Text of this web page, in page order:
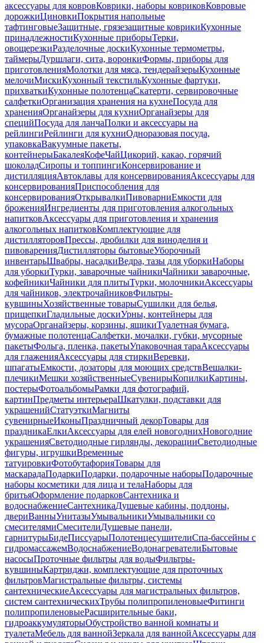
аксессуары для ковровКоврики, наборы ковриковКовровые
дорожкиЦиновкиПокрытия напольные
тафтинговыеЗащитные, грязезащитные коврикиКухонные
принадлежностиКухонные приборыТерки,
овощерезкиРазделочные доскиКухонные термометры,
таймерыДуршлаги, сита, воронкиФормы, приборы для
приготовленияМолотки для мяса, тендерайзерыКухонные
мелочиМискиКухонный текстильКухонные фартуки,
прихваткиКухонные полотенцаСкатерти, сервировочные
салфеткиОрганизация хранения на кухнеПосуда для
храненияОрганайзеры для кухниОрганайзеры для
специйПосуда для ланчаПолки и аксессуары на
рейлингиРейлинги для кухниОдноразовая посуда,
упаковкаВакуумные пакеты,
контейнерыБакалеяКофеЧайЦикорий, какао, горячий
шоколадСиропы и топпингиКонсервирование и
дистилляцияАвтоклавы для консервированияАксессуары для
консервированияПриспособления для
консервированияОткрывалкиПивоварниЕмкости для
броженияИнгредиенты для приготовления алкогольных
напитковАксессуары для приготовления и хранения
алкогольных напитковКомплектующие для
дистилляторовПрессы, дробилки для виноделия и
пивоваренияДистилляторы бытовыеУборочный
инвентарьШвабры, насадкиВедра, тазы для уборкиНаборы
для уборкиТурки, заварочные чайникиЧайники заварочные,
кофейникиЧайники для плитыТурки, молочникиАксессуары
для чайников, электрочайниковФильтры-
кувшиныХозяйственные товарыСушилки для белья,
прищепкиГладильные доскиУрны, контейнеры для
мусораОрганайзеры, корзины, ящикиТуалетная бумага,
бумажные полотенцаСалфетки, мочалки, губки, мусорные
пакетыФольга, пленка, пакетыУпаковочная тараАксессуары
для глаженияАксессуары для стиркиВеревки,
шпагатыЕмкости, дозаторы для моющих средствВешалки-
плечикиМешки хозяйственныеСувенирыКопилкиКартины,
постерыФотоальбомыРамки для фотографий,
картинПредметы интерьераШкатулки, подставки для
украшенийСтатуэткиМагниты
сувенирныеИконыПраздничный декорТовары для
праздникаЕлкиАксессуары для елей новогоднихНовогодние
украшенияСветодиодные гирлянды, декорацииСветодиодные
фигуры, игрушкиВременные
татуировкиФотобутафорияТовары для
маскарадаПодаркиПодарки, подарочные наборыПодарочные
наборы косметики для лица и телаНаборы для
бритьяОформление подарковСантехника и
водоснабжениеСантехникаДушевые кабины, поддоны,
двериВанныУнитазыУмывальникиУмывальники со
смесителямиСмесителиДушевые панели,
гарнитурыБидеПиссуарыПолотенцесушителиСпа-бассейны с
гидромассажемВодоснабжениеВодонагревателиБытовые
насосыПроточные фильтры для водыФильтры-
кувшиныКартриджи, комплектующие для проточных
фильтровМагистральные фильтры, системы
сантехническиеАксессуары для магистральных фильтров,
систем сантехническихТрубы полипропиленовыеФитинги
полипропиленовыеРасширительные баки,
гидроаккумуляторыОбустройство ванной комнаты и
туалетаМебель для ваннойЗеркала для ваннойАксессуары для